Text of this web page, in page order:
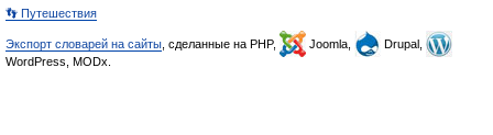
👣 Путешествия
Экспорт словарей на сайты , сделанные на PHP, Joomla,
Drupal,
WordPress, MODx.